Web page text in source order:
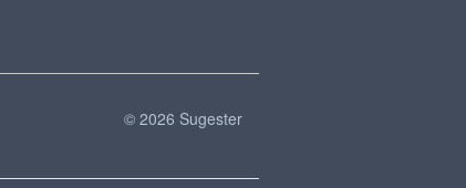
© 2026 Sugester